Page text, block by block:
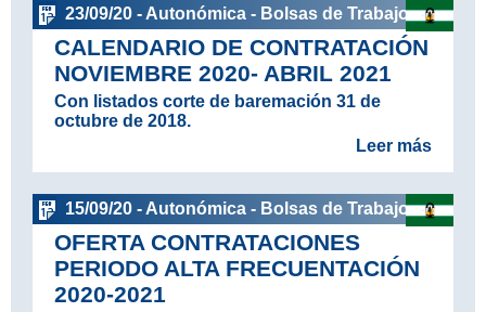
23/09/20 - Autonómica - Bolsas de Trabajo
CALENDARIO DE CONTRATACIÓN
NOVIEMBRE 2020- ABRIL 2021
Con listados corte de baremación 31 de
octubre de 2018.
Leer más
15/09/20 - Autonómica - Bolsas de Trabajo
OFERTA CONTRATACIONES
PERIODO ALTA FRECUENTACIÓN
2020-2021